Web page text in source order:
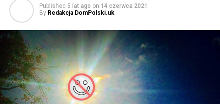
Published 5 lat ago on 14 czerwca 2021
By Redakcja DomPolski.uk